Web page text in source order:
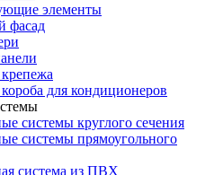
элементы
фасад
для кондиционеров
системы круглого сечения
системы прямоугольного
система из ПВХ